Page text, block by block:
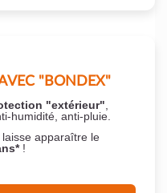
"BONDEX"
"extérieur"
humidité, anti-pluie.
apparaître le
!